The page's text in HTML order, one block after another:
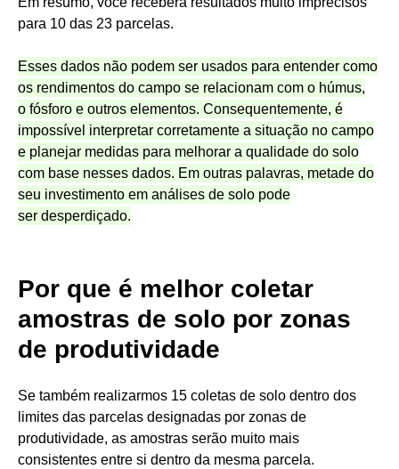
para 10 das 23 parcelas.
Esses dados não podem ser usados para entender como
os rendimentos do campo se relacionam com o húmus,
o fósforo e outros elementos. Consequentemente, é
impossível interpretar corretamente a situação no campo
e planejar medidas para melhorar a qualidade do solo
com base nesses dados. Em outras palavras, metade do
seu investimento em análises de solo pode
ser desperdiçado.
Por que é melhor coletar
amostras de solo por zonas
de produtividade
Se também realizarmos 15 coletas de solo dentro dos
limites das parcelas designadas por zonas de
produtividade, as amostras serão muito mais
consistentes entre si dentro da mesma parcela.